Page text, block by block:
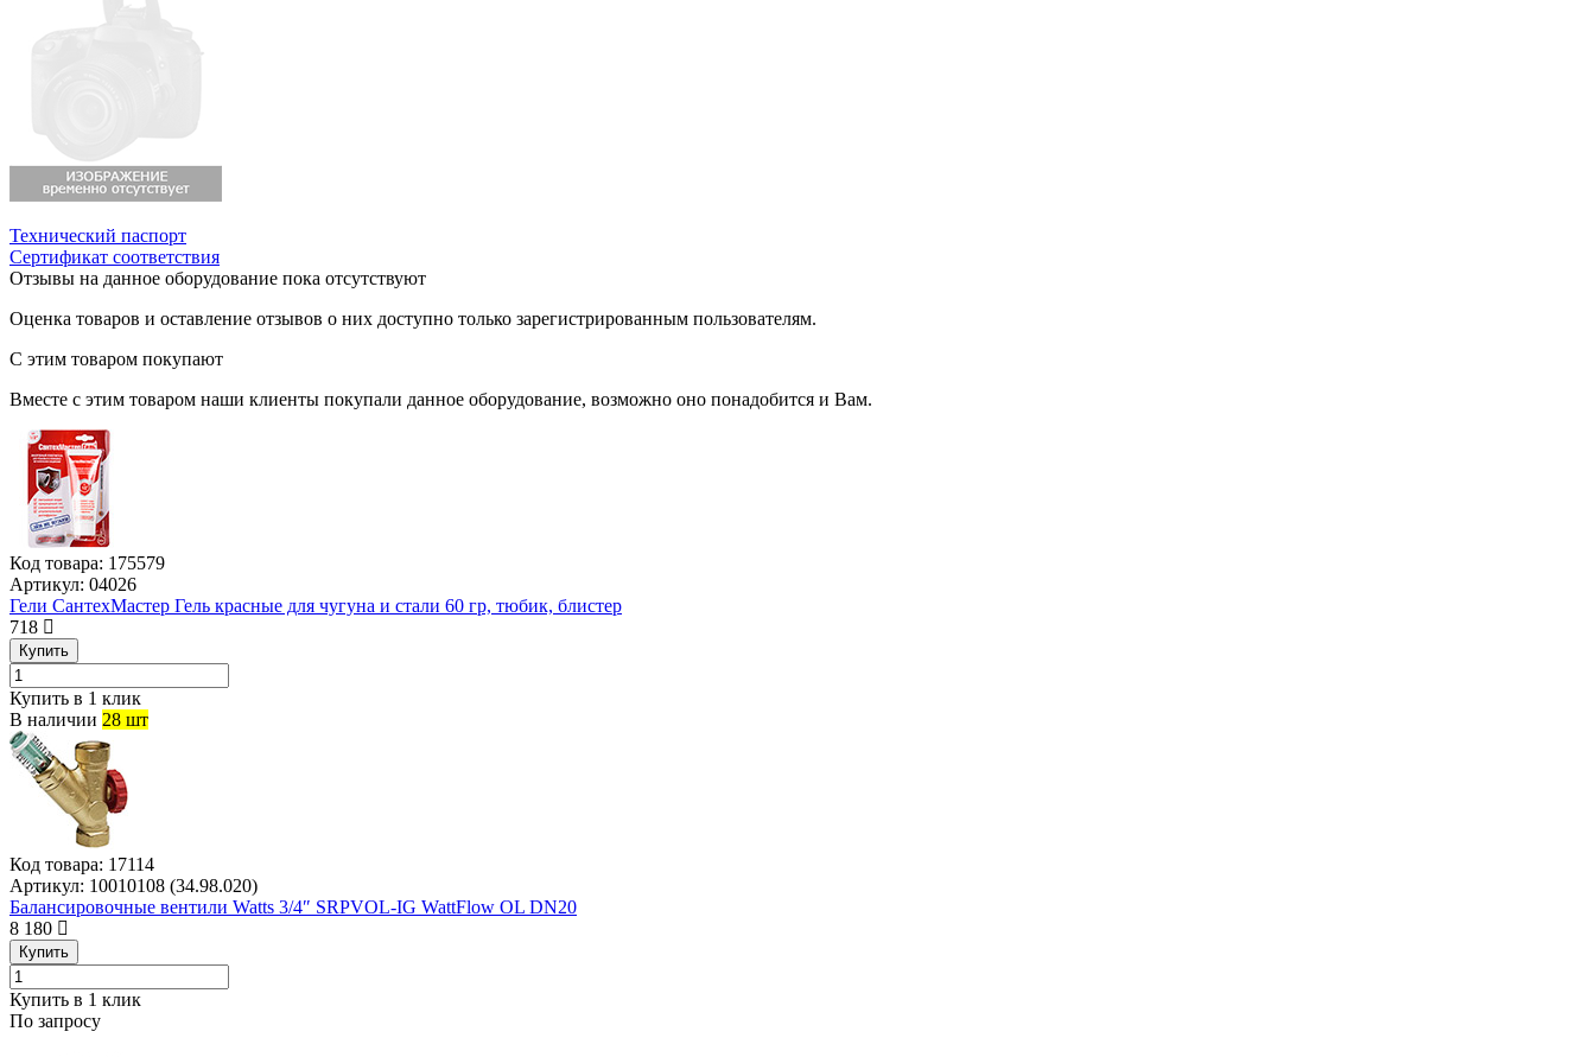
Технический паспорт
Сертификат соответствия
Отзывы на данное оборудование пока отсутствуют
Оценка товаров и оставление отзывов о них доступно только зарегистрированным пользователям.
С этим товаром покупают
Вместе с этим товаром наши клиенты покупали данное оборудование, возможно оно понадобится и Вам.
Код товара: 175579
Артикул: 04026
Гели СантехМастер Гель красные для чугуна и стали 60 гр, тюбик, блистер
718
Купить
Купить в 1 клик
В наличии 28 шт
Код товара: 17114
Артикул: 10010108 (34.98.020)
Балансировочные вентили Watts 3/4″ SRPVOL-IG WattFlow OL DN20
8 180
Купить
Купить в 1 клик
По запросу